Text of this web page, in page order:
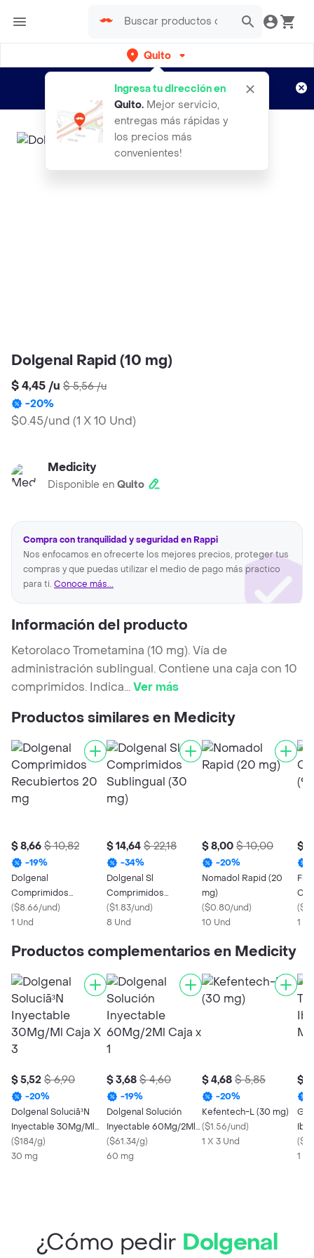
Quito
Ingresa tu dirección en
Quito. Mejor servicio,
entregas más rápidas y
los precios más
convenientes!
envíos gratis por semanas
Aplican TyC
Dolgenal Rapid (10 mg)
$ 4,45 /u $ 5,56/u
-20%
$0.45/und (1 X 10 Und)
Medicity
Disponible en Quito
Compra con tranquilidad y seguridad en Rappi
Nos enfocamos en ofrecerte los mejores precios, proteger tus
compras y que puedas utilizar el medio de pago más practico
para ti. Conoce más...
Información del producto
Ketorolaco Trometamina (10 mg). Vía de
administración sublingual. Contiene una caja con 10
comprimidos. Indica...Ver más
Productos similares en Medicity
$ 8,66 $ 10,82
-19%
Dolgenal
Comprimidos
Recubiertos 20 mg
($8.66/und)
1 Und
$ 14,64 $ 22,18
-34%
Dolgenal Sl
Comprimidos
Sublingual (30 mg)
($1.83/und)
8 Und
$ 8,00 $ 10,00
-20%
Nomadol Rapid (20
mg)
($0.80/und)
10 Und
$
(
1 X
Productos complementarios en Medicity
$ 5,52 $ 6,90
-20%
Dolgenal Soluciã³N
Inyectable 30Mg/Ml
Caja X 3
($184/g)
30 mg
$ 3,68 $ 4,60
-19%
Dolgenal Solución
Inyectable 60Mg/2Ml
Caja x 1
($61.34/g)
60 mg
$ 4,68 $ 5,85
-20%
Kefentech-L (30 mg)
($1.56/und)
1 X 3 Und
$
(
1 X
¿Cómo pedir Dolgenal